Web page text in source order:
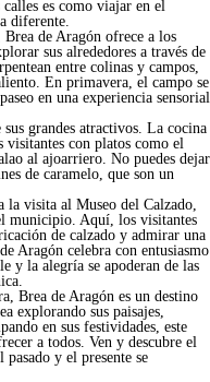
calles es como viajar en el
diferente.
de Aragón ofrece a los
sus alrededores a través de
entre colinas y campos,
En primavera, el campo se
en una experiencia sensorial
grandes atractivos. La cocina
con platos como el
al ajoarriero. No puedes dejar
de caramelo, que son un
la visita al Museo del Calzado,
municipio. Aquí, los visitantes
de calzado y admirar una
Aragón celebra con entusiasmo
y la alegría se apoderan de las
Brea de Aragón es un destino
explorando sus paisajes,
en sus festividades, este
a todos. Ven y descubre el
y el presente se